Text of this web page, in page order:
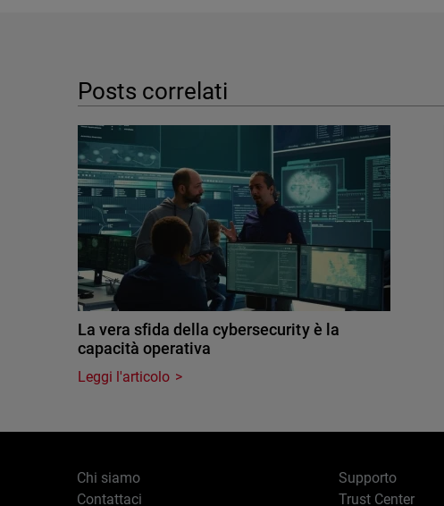
Posts correlati
La vera sfida della cybersecurity è la
capacità operativa
Leggi l'articolo
Chi siamo
Contattaci
Supporto
Trust Center